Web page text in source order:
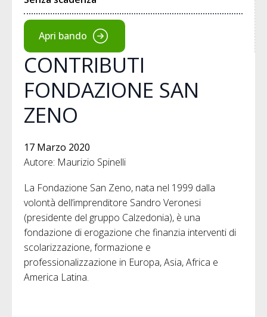
Apri bando
CONTRIBUTI
FONDAZIONE SAN
ZENO
17 Marzo 2020
Autore: Maurizio Spinelli
La Fondazione San Zeno, nata nel 1999 dalla
volontà dell’imprenditore Sandro Veronesi
(presidente del gruppo Calzedonia), è una
fondazione di erogazione che finanzia interventi di
scolarizzazione, formazione e
professionalizzazione in Europa, Asia, Africa e
America Latina.